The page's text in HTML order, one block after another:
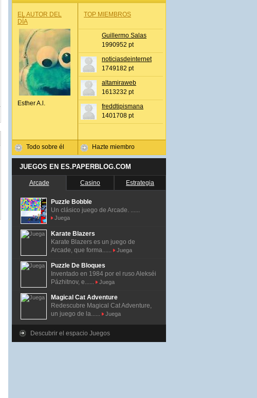
EL AUTOR DEL
DÍA
Esther A.l.
Todo sobre él
TOP MIEMBROS
Guillermo Salas
1990952 pt
noticiasdeinternet
1749182 pt
altamiraweb
1613232 pt
freddtipismana
1401708 pt
Hazte miembro
JUEGOS EN ES.PAPERBLOG.COM
Arcade Casino Estrategia
Puzzle Bobble
Un clásico juego de Arcade. ......
Juega
Karate Blazers
Karate Blazers es un juego de
Arcade, que forma......
Juega
Puzzle De Bloques
Inventado en 1984 por el ruso Alekséi
Pázhitnov, e......
Juega
Magical Cat Adventure
Redescubre Magical Cat Adventure,
un juego de la......
Juega
Descubrir el espacio Juegos